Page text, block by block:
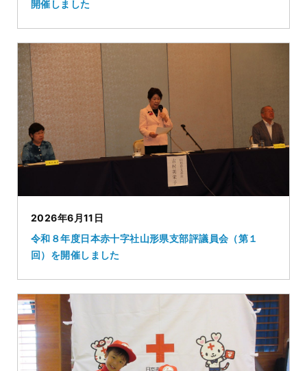
開催しました
2026年6月11日
令和８年度日本赤十字社山形県支部評議員会（第１
回）を開催しました